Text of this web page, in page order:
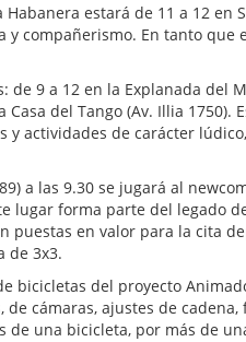
Habanera estará de 11 a 12 en
compañerismo. En tanto que
de 9 a 12 en la Explanada del
Casa del Tango (Av. Illia
y actividades de carácter
a las 9.30 se jugará al
lugar forma parte del legado
puestas en valor para la cita
de 3x3.
bicicletas del proyecto
cámaras, ajustes de
una bicicleta, por más de